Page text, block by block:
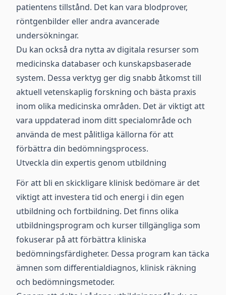
patientens tillstånd. Det kan vara blodprover,
röntgenbilder eller andra avancerade
undersökningar.
Du kan också dra nytta av digitala resurser som
medicinska databaser och kunskapsbaserade
system. Dessa verktyg ger dig snabb åtkomst till
aktuell vetenskaplig forskning och bästa praxis
inom olika medicinska områden. Det är viktigt att
vara uppdaterad inom ditt specialområde och
använda de mest pålitliga källorna för att
förbättra din bedömningsprocess.
Utveckla din expertis genom utbildning
För att bli en skickligare klinisk bedömare är det
viktigt att investera tid och energi i din egen
utbildning och fortbildning. Det finns olika
utbildningsprogram och kurser tillgängliga som
fokuserar på att förbättra kliniska
bedömningsfärdigheter. Dessa program kan täcka
ämnen som differentialdiagnos, klinisk räkning
och bedömningsmetoder.